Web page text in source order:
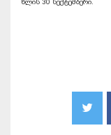
წლის 30 სექტემბერი.